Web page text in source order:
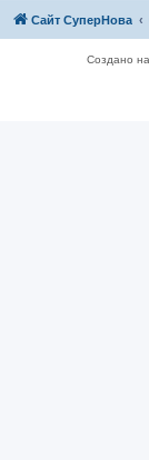
Сайт СуперНова
Создано